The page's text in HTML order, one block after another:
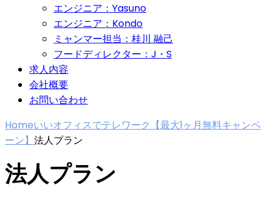
エンジニア：Yasuno
エンジニア：Kondo
ミャンマー担当：桂川 融己
フードディレクター：J・S
求人内容
会社概要
お問い合わせ
Homeいいオフィスでテレワーク【最大1ヶ月無料キャンペ
ーン】 法人プラン
法人プラン